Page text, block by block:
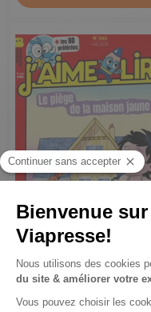
J'aime Lire